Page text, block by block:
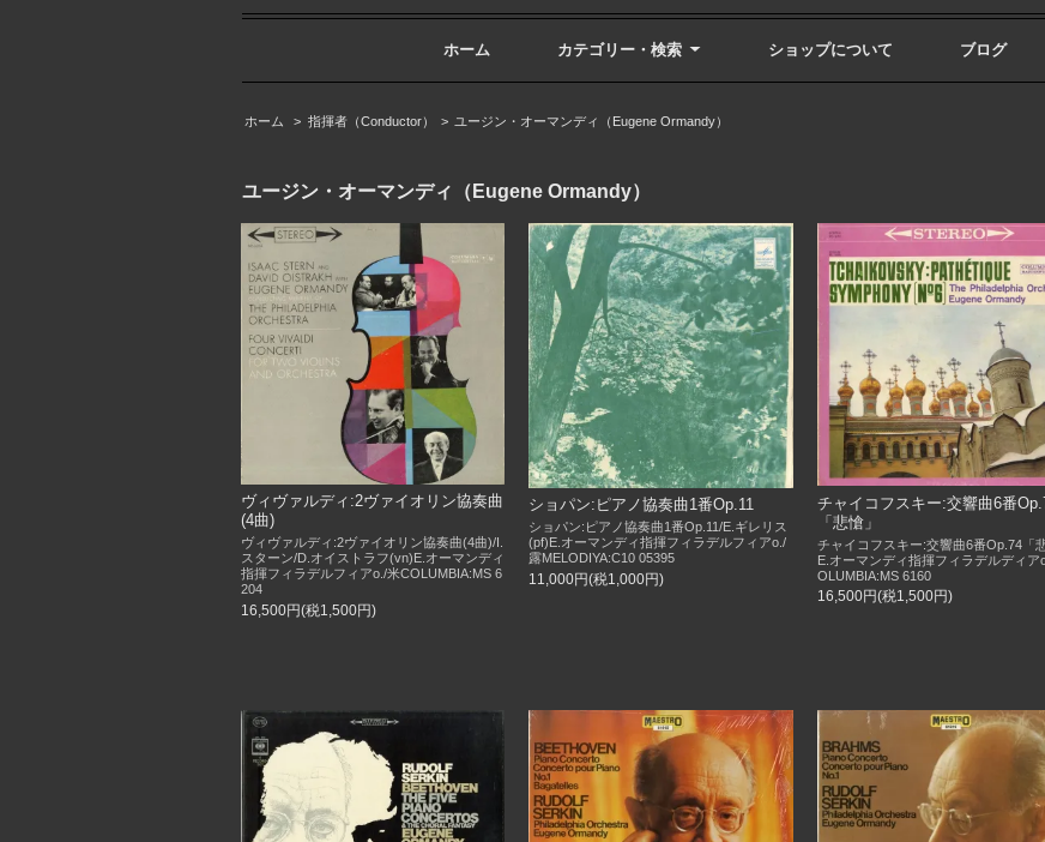
ホーム カテゴリー・検索 ショップについて ブログ
ホーム > 指揮者（Conductor） > ユージン・オーマンディ（Eugene Ormandy）
ユージン・オーマンディ（Eugene Ormandy）
ヴィヴァルディ:2ヴァイオリン協奏曲
(4曲)
ヴィヴァルディ:2ヴァイオリン協奏曲(4曲)/I.
スターン/D.オイストラフ(vn)E.オーマンディ
指揮フィラデルフィアo./米COLUMBIA:MS 6
204
16,500円(税1,500円)
ショパン:ピアノ協奏曲1番Op.11
ショパン:ピアノ協奏曲1番Op.11/E.ギレリス
(pf)E.オーマンディ指揮フィラデルフィアo./
露MELODIYA:C10 05395
11,000円(税1,000円)
チャイコフスキー:交響曲6番
「悲愴」
チャイコフスキー:交響曲6番Op.74「
E.オーマンディ指揮フィラデルディア
OLUMBIA:MS 6160
16,500円(税1,500円)